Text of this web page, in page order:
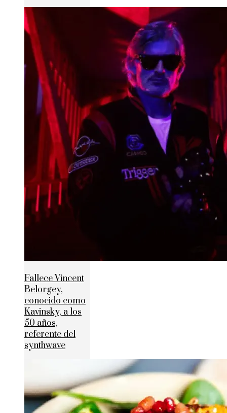
Fallece Vincent
Belorgey,
conocido como
Kavinsky, a los
50 años,
referente del
synthwave